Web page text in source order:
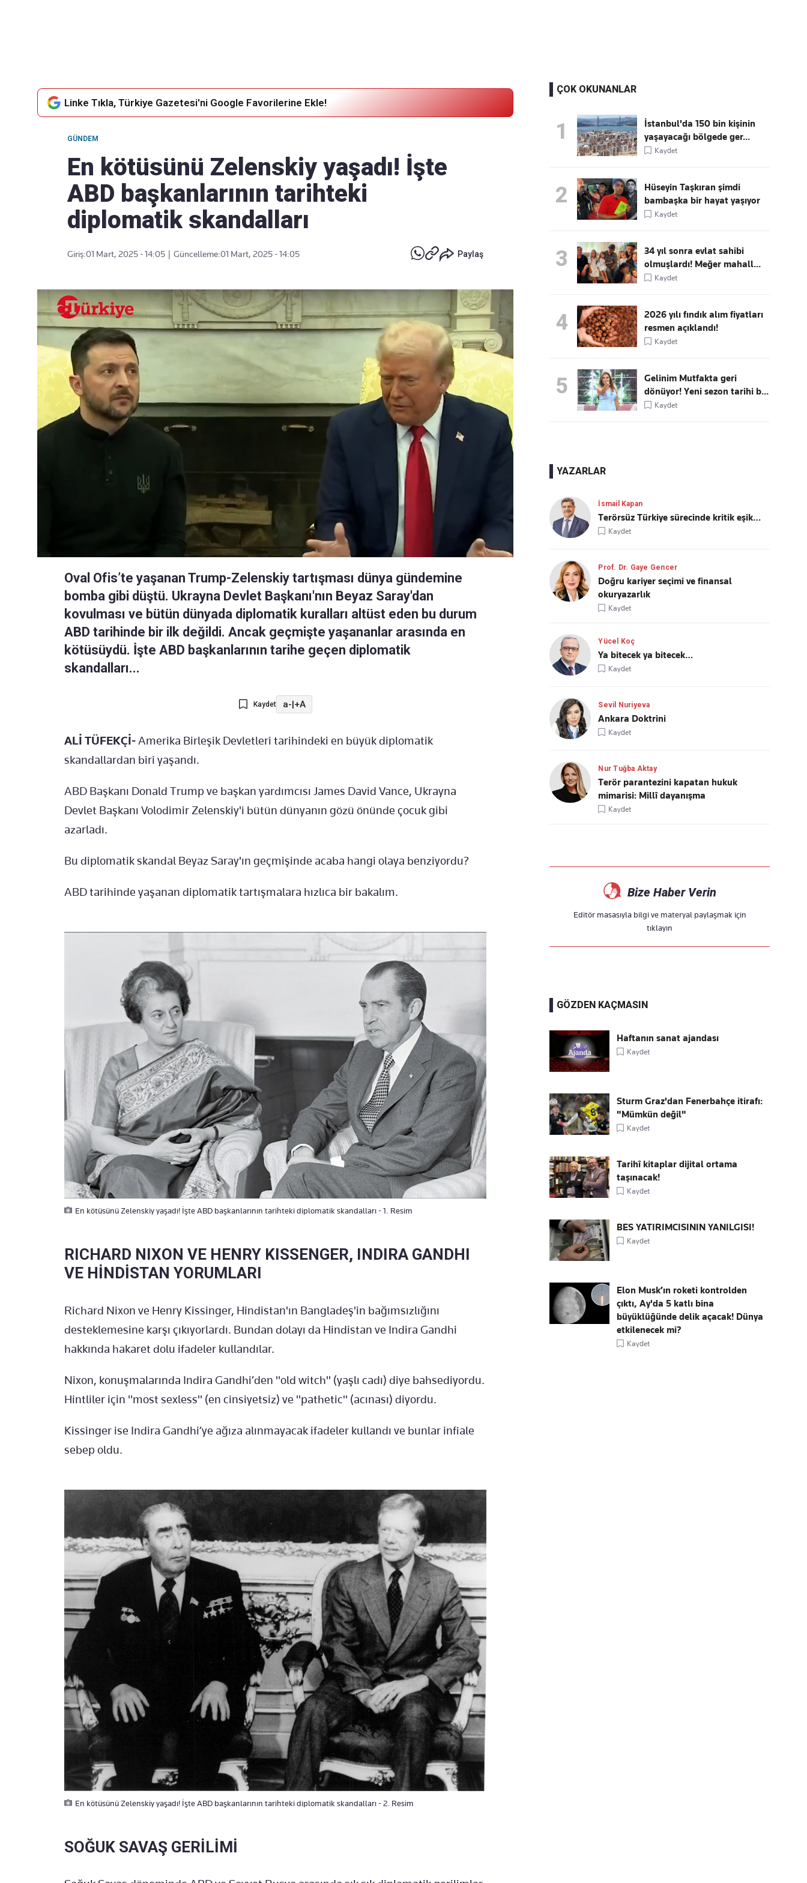
Linke Tıkla, Türkiye Gazetesi'ni Google Favorilerine Ekle!
GÜNDEM
En kötüsünü Zelenskiy yaşadı! İşte
ABD başkanlarının tarihteki
diplomatik skandalları
Giriş:01 Mart, 2025 - 14:05 Güncelleme:01 Mart, 2025 - 14:05 Paylaş
Oval Ofis’te yaşanan Trump-Zelenskiy tartışması dünya gündemine
bomba gibi düştü. Ukrayna Devlet Başkanı'nın Beyaz Saray'dan
kovulması ve bütün dünyada diplomatik kuralları altüst eden bu durum
ABD tarihinde bir ilk değildi. Ancak geçmişte yaşananlar arasında en
kötüsüydü. İşte ABD başkanlarının tarihe geçen diplomatik
skandalları...
Kaydet a-|+A
ALİ TÜFEKÇİ-Amerika Birleşik Devletleri tarihindeki en büyük diplomatik
skandallardan biri yaşandı.
ABD Başkanı Donald Trump ve başkan yardımcısı James David Vance, Ukrayna
Devlet Başkanı Volodimir Zelenskiy'i bütün dünyanın gözü önünde çocuk gibi
azarladı.
Bu diplomatik skandal Beyaz Saray'ın geçmişinde acaba hangi olaya benziyordu?
ABD tarihinde yaşanan diplomatik tartışmalara hızlıca bir bakalım.
En kötüsünü Zelenskiy yaşadı! İşte ABD başkanlarının tarihteki diplomatik skandalları - 1. Resim
RICHARD NIXON VE HENRY KISSENGER, INDIRA GANDHI
VE HİNDİSTAN YORUMLARI
Richard Nixon ve Henry Kissinger, Hindistan'ın Bangladeş'in bağımsızlığını
desteklemesine karşı çıkıyorlardı. Bundan dolayı da Hindistan ve Indira Gandhi
hakkında hakaret dolu ifadeler kullandılar.
Nixon, konuşmalarında Indira Gandhi’den "old witch" (yaşlı cadı) diye bahsediyordu.
Hintliler için "most sexless" (en cinsiyetsiz) ve "pathetic" (acınası) diyordu.
Kissinger ise Indira Gandhi’ye ağıza alınmayacak ifadeler kullandı ve bunlar infiale
sebep oldu.
En kötüsünü Zelenskiy yaşadı! İşte ABD başkanlarının tarihteki diplomatik skandalları - 2. Resim
SOĞUK SAVAŞ GERİLİMİ
ÇOK OKUNANLAR
1
İstanbul'da 150 bin kişinin
yaşayacağı bölgede ger...
Kaydet
2
Hüseyin Taşkıran şimdi
bambaşka bir hayat yaşıyor
Kaydet
3
34 yıl sonra evlat sahibi
olmuşlardı! Meğer mahall...
Kaydet
4
2026 yılı fındık alım fiyatları
resmen açıklandı!
Kaydet
5
Gelinim Mutfakta geri
dönüyor! Yeni sezon tarihi b...
Kaydet
YAZARLAR
İsmail Kapan
Terörsüz Türkiye sürecinde kritik eşik…
Kaydet
Prof. Dr. Gaye Gencer
Doğru kariyer seçimi ve finansal
okuryazarlık
Kaydet
Yücel Koç
Ya bitecek ya bitecek…
Kaydet
Sevil Nuriyeva
Ankara Doktrini
Kaydet
Nur Tuğba Aktay
Terör parantezini kapatan hukuk
mimarisi: Millî dayanışma
Kaydet
Bize Haber Verin
Editör masasıyla bilgi ve materyal paylaşmak için
tıklayın
GÖZDEN KAÇMASIN
Haftanın sanat ajandası
Kaydet
Sturm Graz'dan Fenerbahçe itirafı:
"Mümkün değil"
Kaydet
Tarihî kitaplar dijital ortama
taşınacak!
Kaydet
BES YATIRIMCISININ YANILGISI!
Kaydet
Elon Musk’ın roketi kontrolden
çıktı, Ay'da 5 katlı bina
büyüklüğünde delik açacak! Dünya
etkilenecek mi?
Kaydet